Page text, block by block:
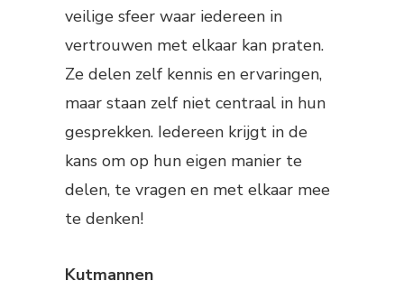
veilige sfeer waar iedereen in
vertrouwen met elkaar kan praten.
Ze delen zelf kennis en ervaringen,
maar staan zelf niet centraal in hun
gesprekken. Iedereen krijgt in de
kans om op hun eigen manier te
delen, te vragen en met elkaar mee
te denken!
Kutmannen